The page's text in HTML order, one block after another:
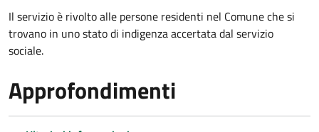
Il servizio è rivolto alle persone residenti nel Comune che si
trovano in uno stato di indigenza accertata dal servizio
sociale.
Approfondimenti